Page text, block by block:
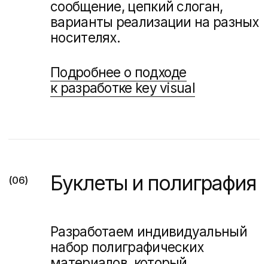
Получите
персональное
предложение под
вашу задачу